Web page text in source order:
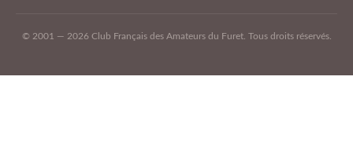
© 2001 — 2026 Club Français des Amateurs du Furet. Tous droits réservés.